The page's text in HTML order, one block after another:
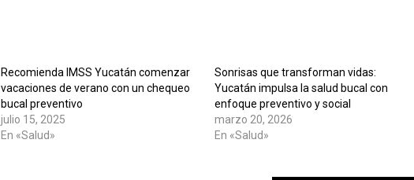
Recomienda IMSS Yucatán comenzar
vacaciones de verano con un chequeo
bucal preventivo
julio 15, 2025
En «Salud»
Sonrisas que transforman vidas:
Yucatán impulsa la salud bucal con
enfoque preventivo y social
marzo 20, 2026
En «Salud»